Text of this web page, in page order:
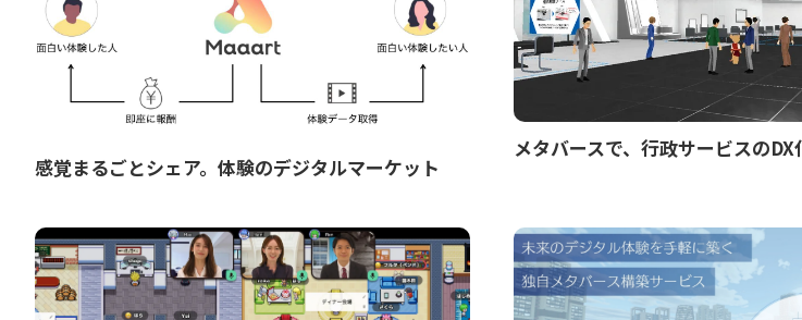
感覚まるごとシェア。体験のデジタルマーケット
メタバースで、行政サービスのDX